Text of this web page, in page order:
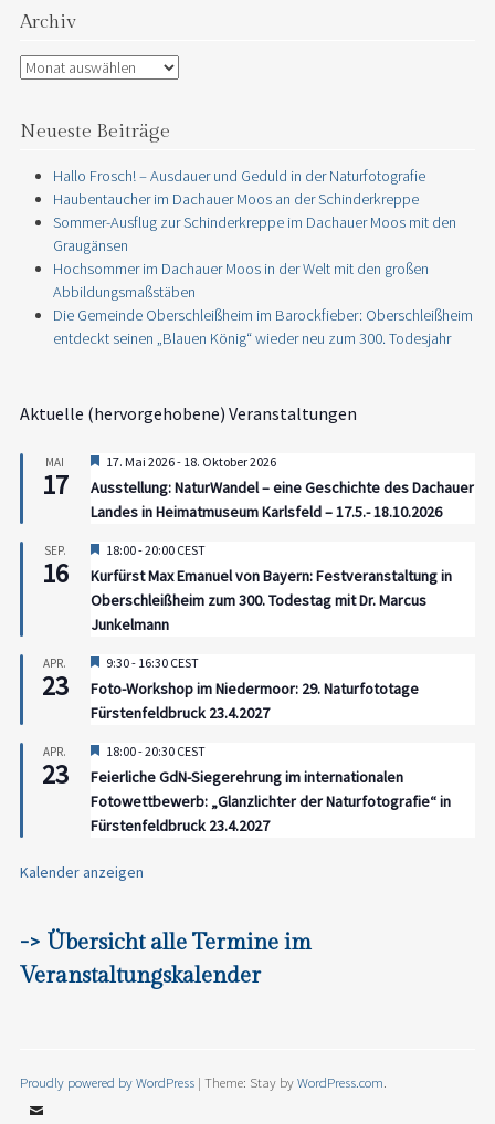
Archiv
Archiv
Neueste Beiträge
Hallo Frosch! – Ausdauer und Geduld in der Naturfotografie
Haubentaucher im Dachauer Moos an der Schinderkreppe
Sommer-Ausflug zur Schinderkreppe im Dachauer Moos mit den
Graugänsen
Hochsommer im Dachauer Moos in der Welt mit den großen
Abbildungsmaßstäben
Die Gemeinde Oberschleißheim im Barockfieber: Oberschleißheim
entdeckt seinen „Blauen König“ wieder neu zum 300. Todesjahr
Aktuelle (hervorgehobene) Veranstaltungen
MAI
17
Hervorgehoben
17. Mai 2026- 18. Oktober 2026
Ausstellung: NaturWandel – eine Geschichte des Dachauer
Landes in Heimatmuseum Karlsfeld – 17.5.- 18.10.2026
SEP.
16
Hervorgehoben
18:00-20:00 CEST
Kurfürst Max Emanuel von Bayern: Festveranstaltung in
Oberschleißheim zum 300. Todestag mit Dr. Marcus
Junkelmann
APR.
23
Hervorgehoben
9:30- 16:30 CEST
Foto-Workshop im Niedermoor: 29. Naturfototage
Fürstenfeldbruck 23.4.2027
APR.
23
Hervorgehoben
18:00-20:30 CEST
Feierliche GdN-Siegerehrung im internationalen
Fotowettbewerb: „Glanzlichter der Naturfotografie“ in
Fürstenfeldbruck 23.4.2027
Kalender anzeigen
-> Übersicht alle Termine im
Veranstaltungskalender
Proudly powered by WordPress | Theme: Stay byWordPress.com